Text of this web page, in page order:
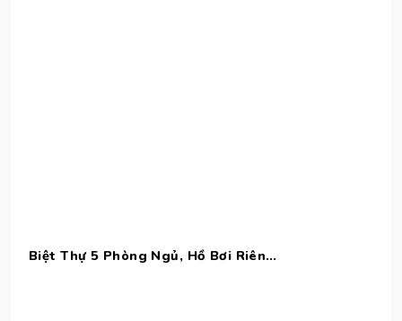
Biệt Thự 5 Phòng Ngủ, Hồ Bơi Riêng, Sát Biển